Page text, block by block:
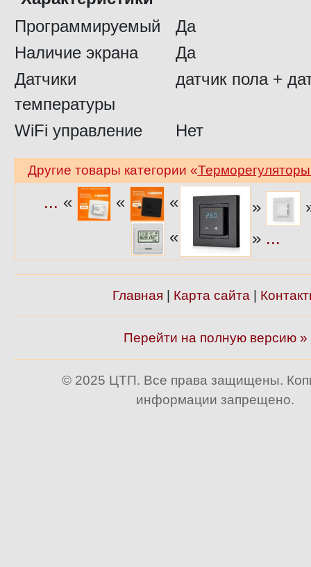
Программируемый
Да
Наличие экрана
Да
Датчики
температуры
датчик пола +
WiFi управление Нет
Другие товары категории «
... « «
«
«
»
» ...
Главная Карта сайта
Перейти на полную версию »
© 2025 ЦТП. Все права защищены.
информации запрещено.